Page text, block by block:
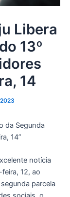
Libera
13º
14
da Segunda
14”
notícia
12, ao
parcela